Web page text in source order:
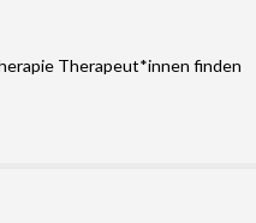
Therapeut*innen finden